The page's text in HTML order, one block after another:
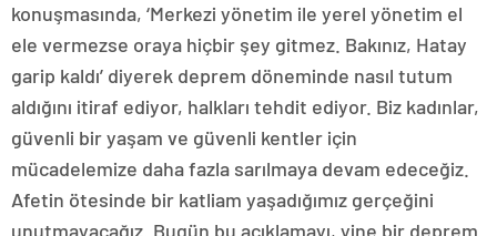
konuşmasında, ‘Merkezi yönetim ile yerel yönetim el
ele vermezse oraya hiçbir şey gitmez. Bakınız, Hatay
garip kaldı’ diyerek deprem döneminde nasıl tutum
aldığını itiraf ediyor, halkları tehdit ediyor. Biz kadınlar,
güvenli bir yaşam ve güvenli kentler için
mücadelemize daha fazla sarılmaya devam edeceğiz.
Afetin ötesinde bir katliam yaşadığımız gerçeğini
unutmayacağız. Bugün bu açıklamayı, yine bir deprem